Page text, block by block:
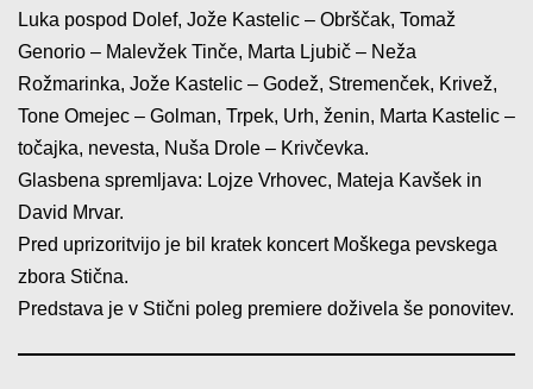
Luka pospod Dolef, Jože Kastelic – Obrščak, Tomaž
Genorio – Malevžek Tinče, Marta Ljubič – Neža
Rožmarinka, Jože Kastelic – Godež, Stremenček, Krivež,
Tone Omejec – Golman, Trpek, Urh, ženin, Marta Kastelic –
točajka, nevesta, Nuša Drole – Krivčevka.
Glasbena spremljava: Lojze Vrhovec, Mateja Kavšek in
David Mrvar.
Pred uprizoritvijo je bil kratek koncert Moškega pevskega
zbora Stična.
Predstava je v Stični poleg premiere doživela še ponovitev.